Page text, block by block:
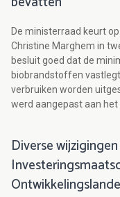
De ministerraad keurt
Christine Marghem in
besluit goed dat de
biobrandstoffen
verbruiken worden
werd aangepast aan het
Diverse